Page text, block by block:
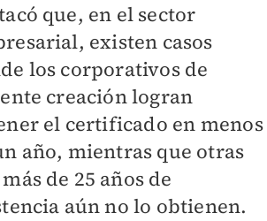
que, en el sector
existen casos
los corporativos de
creación logran
el certificado en menos
año, mientras que otras
de 25 años de
aún no lo obtienen.